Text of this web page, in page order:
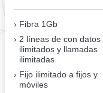
Fibra 1Gb
2 líneas de con datos
ilimitados y llamadas
ilimitadas
Fijo ilimitado a fijos y
móviles